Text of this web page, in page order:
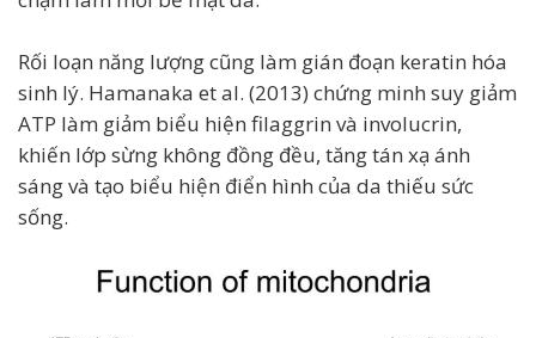
Rối loạn năng lượng cũng làm gián đoạn keratin hóa
sinh lý. Hamanaka et al. (2013) chứng minh suy giảm
ATP làm giảm biểu hiện filaggrin và involucrin,
khiến lớp sừng không đồng đều, tăng tán xạ ánh
sáng và tạo biểu hiện điển hình của da thiếu sức
sống.